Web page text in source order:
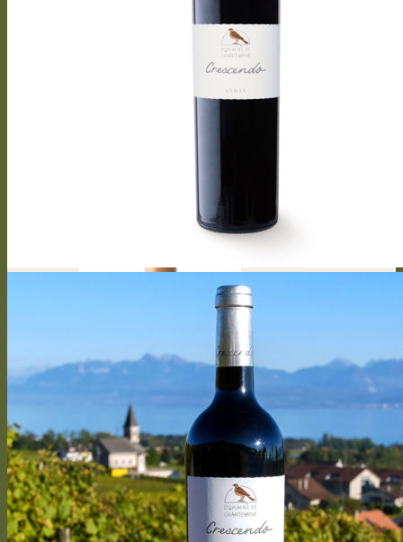
Capriccioso Brut
Crescendo Chasselas
Crescendo Chardonnay
Crescendo Gamay
Crescendo Symphonie
Crescendo Merlot
Crescendo Merlot Cabernet Franc